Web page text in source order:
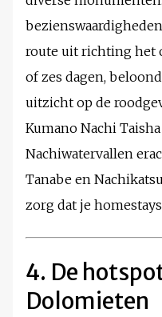
route uit richting het
of zes dagen,
uitzicht op de
Kumano Nachi
Nachiwatervallen
Tanabe en
zorg dat je
4. De
Dolomieten